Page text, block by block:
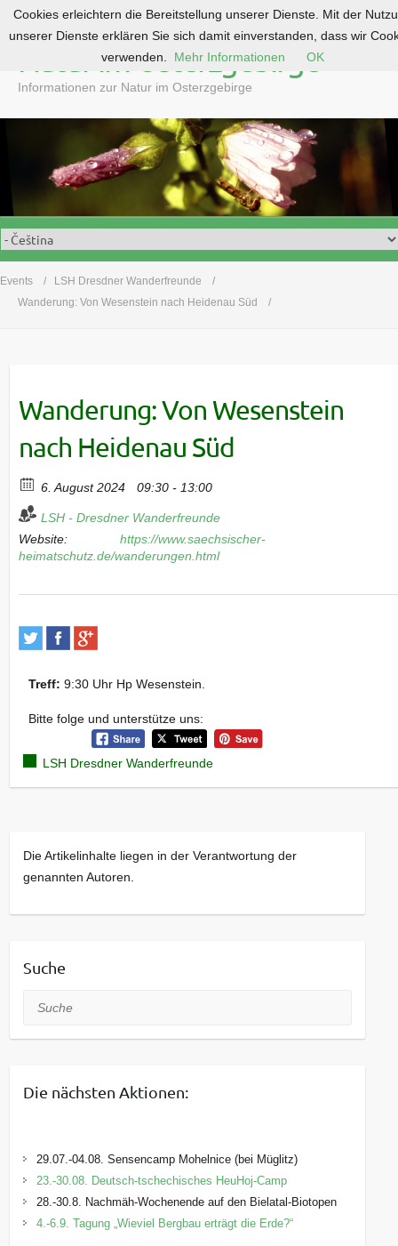
o
e
n
Natur im Osterzgebirge
Informationen zur Natur im Osterzgebirge
Events
LSH Dresdner Wanderfreunde
Wanderung: Von Wesenstein nach Heidenau Süd
Wanderung: Von Wesenstein
nach Heidenau Süd
6. August 2024 09:30 - 13:00
LSH - Dresdner Wanderfreunde
Website:
https://www.saechsischer-
heimatschutz.de/wanderungen.html
Treff: 9:30 Uhr Hp Wesenstein.
Bitte folge und unterstütze uns:
LSH Dresdner Wanderfreunde
Die Artikelinhalte liegen in der Verantwortung der
genannten Autoren.
Suche
Suche
Die nächsten Aktionen:
29.07.-04.08. Sensencamp Mohelnice (bei Müglitz)
23.-30.08. Deutsch-tschechisches HeuHoj-Camp
28.-30.8. Nachmäh-Wochenende auf den Bielatal-Biotopen
4.-6.9. Tagung „Wieviel Bergbau erträgt die Erde?“
Cookies erleichtern die Bereitstellung unserer Dienste. Mit der
unserer Dienste erklären Sie sich damit einverstanden, dass wir
verwenden.
Mehr Informationen OK